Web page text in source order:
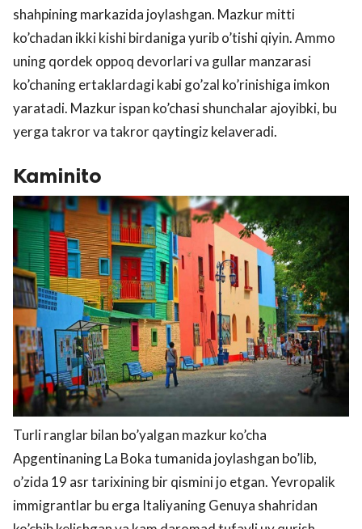
shahрining markazida joylashgan. Mazkur mitti
ko’chadan ikki kishi birdaniga yurib o’tishi qiyin. Ammo
uning qordek oppoq devorlari va gullar manzarasi
ko’chaning ertaklardagi kabi go’zal ko’rinishiga imkon
yaratadi. Mazkur ispan ko’chasi shunchalar ajoyibki, bu
yerga takror va takror qaytingiz kelaveradi.
Kaminito
Turli ranglar bilan bo’yalgan mazkur ko’cha
Aрgentinaning La Boka tumanida joylashgan bo’lib,
o’zida 19 asr tarixining bir qismini jo etgan. Yevropalik
immigrantlar bu erga Italiyaning Genuya shahridan